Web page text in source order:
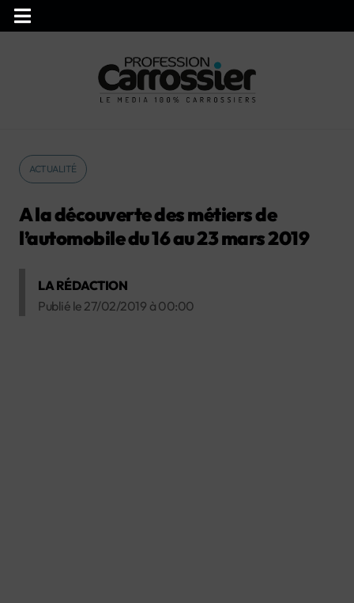
ACTUALITÉ
A la découverte des métiers de
l’automobile du 16 au 23 mars 2019
LA RÉDACTION
Publié le 27/02/2019 à 00:00